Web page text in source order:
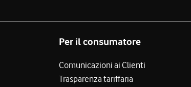
Per il consumatore
Comunicazioni ai Clienti
Trasparenza tariffaria